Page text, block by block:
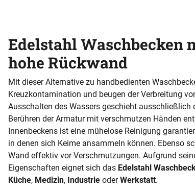
Edelstahl Waschbecken
hohe Rückwand
Mit dieser Alternative zu handbedienten
Kreuzkontamination und beugen der Verbreitung
Ausschalten des Wassers geschieht ausschließlich
Berühren der Armatur mit verschmutzen Händen
Innenbeckens ist eine mühelose Reinigung
in denen sich Keime ansammeln können. Ebenso
Wand effektiv vor Verschmutzungen. Aufgrund
Eigenschaften eignet sich das Edelstahl
Küche, Medizin, Industrie oderWerkstatt.